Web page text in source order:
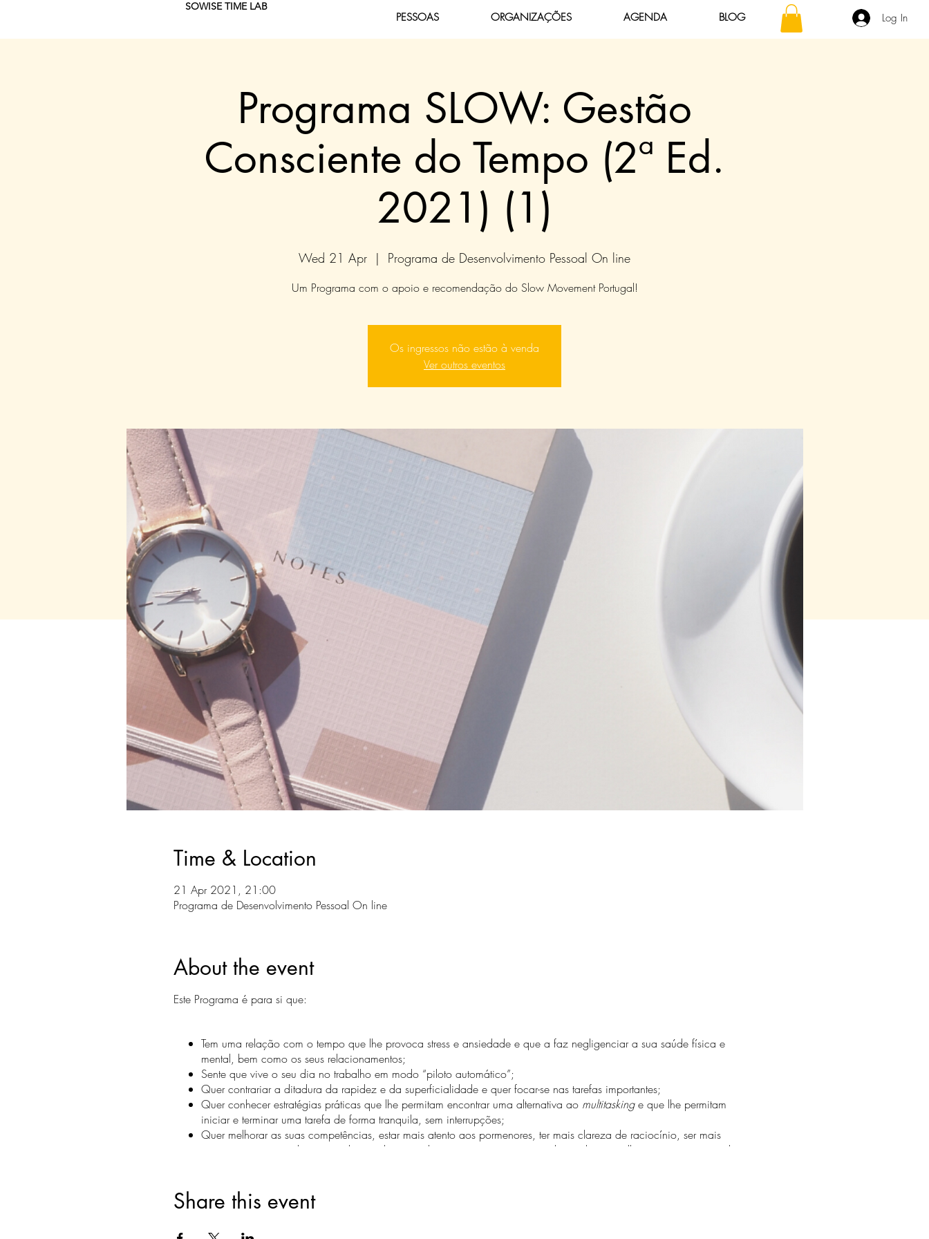
SOWISE TIME LAB
PESSOAS ORGANIZAÇÕES AGENDA BLOG Log In
Programa SLOW: Gestão
Consciente do Tempo (2ª Ed.
2021) (1)
Wed 21 Apr
  |
Programa de Desenvolvimento Pessoal On line
Um Programa com o apoio e recomendação do Slow Movement Portugal!
Os ingressos não estão à venda
Ver outros eventos
Time & Location
21 Apr 2021, 21:00
Programa de Desenvolvimento Pessoal On line
About the event
Este Programa é para si que:
Tem uma relação com o tempo que lhe provoca stress e ansiedade e que a faz negligenciar a sua saúde física e
mental, bem como os seus relacionamentos;
Sente que vive o seu dia no trabalho em modo “piloto automático”;
Quer contrariar a ditadura da rapidez e da superficialidade e quer focar-se nas tarefas importantes;
Quer conhecer estratégias práticas que lhe permitam encontrar uma alternativa ao multitaskinge que lhe permitam
iniciar e terminar uma tarefa de forma tranquila, sem interrupções;
Quer melhorar as suas competências, estar mais atento aos pormenores, ter mais clareza de raciocínio, ser mais
criativo, menos impulsivo quando tem de tomar decisões, estar mais motivado e adquirir melhores competências de
​​Um Programa de 6 semanas que lhe permitirá de-sa-ce-le-rar, com vista ao equilíbrio da sua vida familiar, profissional e
Share this event